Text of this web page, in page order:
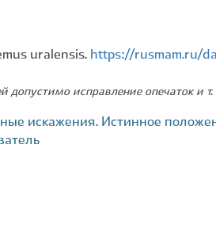
uralensis. https://rusmam.ru/
допустимо исправление опечаток и
искажения. Истинное